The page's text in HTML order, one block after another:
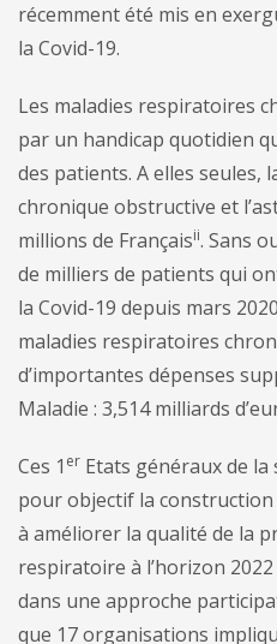
récemment été mis en
la Covid-19.
Les maladies respiratoires
par un handicap quotidien
des patients. A elles
chronique obstructive et
millions de Françaisii. Sans
de milliers de patients qui
la Covid-19 depuis mars
maladies respiratoires
d’importantes dépenses
Maladie : 3,514 milliards
Ces 1 er Etats généraux de
pour objectif la
à améliorer la qualité de la
respiratoire à l’horizon
dans une approche
que 17 organisations